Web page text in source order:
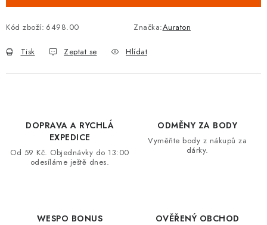
MOJE OBJEDNÁVKA
ZNAČKY
Podmínky ochrany osobních údajů
Moje objednávka
Kód zboží: 6498.00 Značka:Auraton
Tisk Zeptat se Hlídat
DOPRAVA A RYCHLÁ
EXPEDICE
Od 59 Kč. Objednávky do 13:00
odesíláme ještě dnes.
ODMĚNY ZA BODY
Vyměňte body z nákupů za
dárky.
WESPO BONUS OVĚŘENÝ OBCHOD